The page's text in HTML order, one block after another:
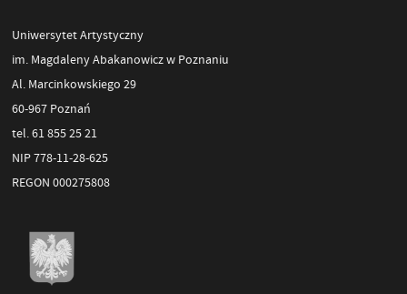
Uniwersytet Artystyczny
im. Magdaleny Abakanowicz w Poznaniu
Al. Marcinkowskiego 29
60-967 Poznań
tel. 61 855 25 21
NIP 778-11-28-625
REGON 000275808